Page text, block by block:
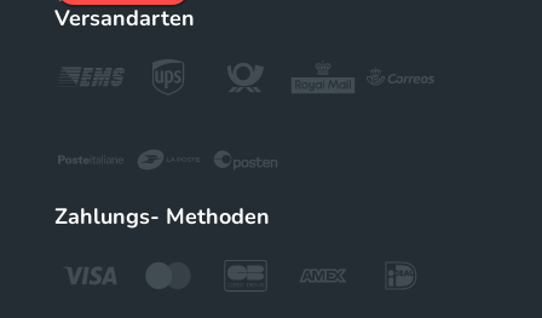
Versandarten
Zahlungs- Methoden